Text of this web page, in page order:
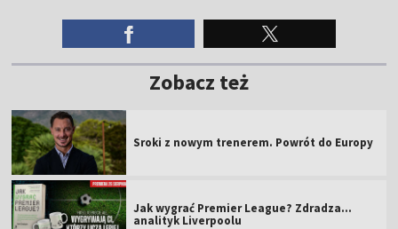
Zobacz też
Sroki z nowym trenerem. Powrót do Europy
Jak wygrać Premier League? Zdradza...
analityk Liverpoolu